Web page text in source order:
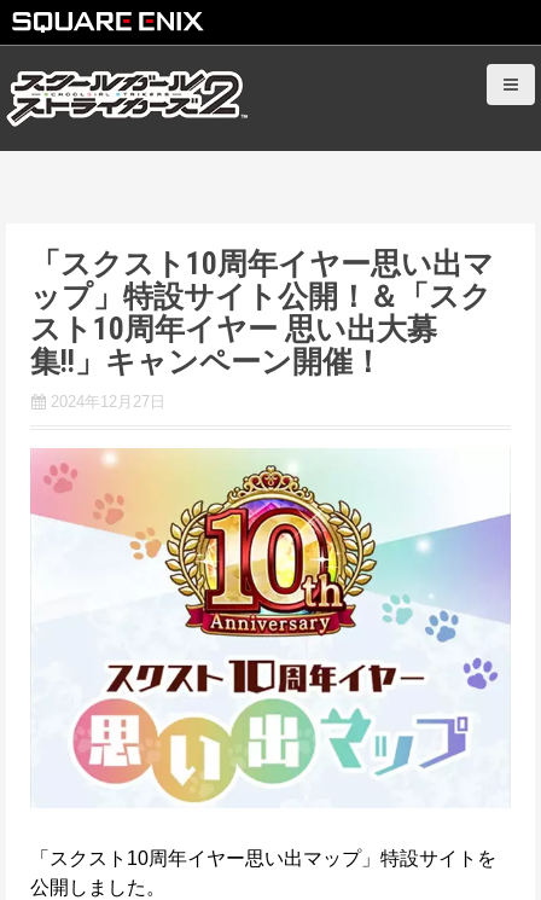
p
「スクスト10周年イヤー思い出マ
ップ」特設サイト公開！＆「スク
スト10周年イヤー 思い出大募
集!!」キャンペーン開催！
2024年12月27日
「スクスト10周年イヤー思い出マップ」特設サイトを
公開しました。